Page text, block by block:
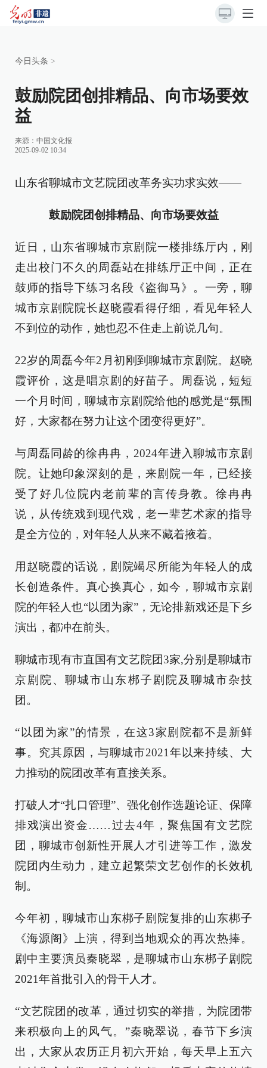
今日头条 >
鼓励院团创排精品、向市场要效
益
来源： 中国文化报
2025-09-02 10:34
山东省聊城市文艺院团改革务实功求实效——
鼓励院团创排精品、向市场要效益
近日，山东省聊城市京剧院一楼排练厅内，刚
走出校门不久的周磊站在排练厅正中间，正在
鼓师的指导下练习名段《盗御马》。一旁，聊
城市京剧院院长赵晓霞看得仔细，看见年轻人
不到位的动作，她也忍不住走上前说几句。
22岁的周磊今年2月初刚到聊城市京剧院。赵晓
霞评价，这是唱京剧的好苗子。周磊说，短短
一个月时间，聊城市京剧院给他的感觉是“氛围
好，大家都在努力让这个团变得更好”。
与周磊同龄的徐冉冉，2024年进入聊城市京剧
院。让她印象深刻的是，来剧院一年，已经接
受了好几位院内老前辈的言传身教。徐冉冉
说，从传统戏到现代戏，老一辈艺术家的指导
是全方位的，对年轻人从来不藏着掖着。
用赵晓霞的话说，剧院竭尽所能为年轻人的成
长创造条件。真心换真心，如今，聊城市京剧
院的年轻人也“以团为家”，无论排新戏还是下乡
演出，都冲在前头。
聊城市现有市直国有文艺院团3家,分别是聊城市
京剧院、聊城市山东梆子剧院及聊城市杂技
团。
“以团为家”的情景，在这3家剧院都不是新鲜
事。究其原因，与聊城市2021年以来持续、大
力推动的院团改革有直接关系。
打破人才“扎口管理”、强化创作选题论证、保障
排戏演出资金……过去4年，聚焦国有文艺院
团，聊城市创新性开展人才引进等工作，激发
院团内生动力，建立起繁荣文艺创作的长效机
制。
今年初，聊城市山东梆子剧院复排的山东梆子
《海源阁》上演，得到当地观众的再次热捧。
剧中主要演员秦晓翠，是聊城市山东梆子剧院
2021年首批引入的骨干人才。
“文艺院团的改革，通过切实的举措，为院团带
来积极向上的风气。”秦晓翠说，春节下乡演
出，大家从农历正月初六开始，每天早上五六